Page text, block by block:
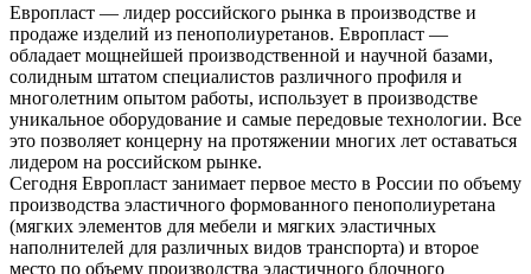
Европласт — лидер российского рынка в производстве и
продаже изделий из пенополиуретанов. Европласт —
обладает мощнейшей производственной и научной базами,
солидным штатом специалистов различного профиля и
многолетним опытом работы, использует в производстве
уникальное оборудование и самые передовые технологии. Все
это позволяет концерну на протяжении многих лет оставаться
лидером на российском рынке.
Сегодня Европласт занимает первое место в России по объему
производства эластичного формованного пенополиуретана
(мягких элементов для мебели и мягких эластичных
наполнителей для различных видов транспорта) и второе
место по объему производства эластичного блочного